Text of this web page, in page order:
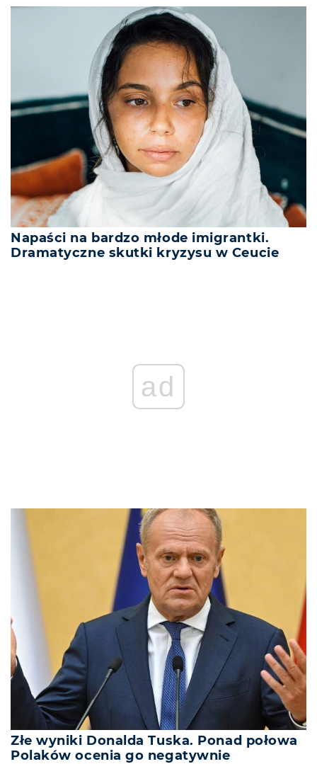
Napaści na bardzo młode imigrantki.
Dramatyczne skutki kryzysu w Ceucie
ad
Złe wyniki Donalda Tuska. Ponad połowa
Polaków ocenia go negatywnie